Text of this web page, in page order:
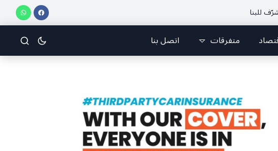
دولياً في الجوجيتسو قراءة في صحف اليوم
متفرقات اتصل بنا